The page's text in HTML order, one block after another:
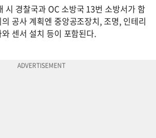
시 경찰국과 OC 소방국 13번 소방서가 함
공사 계획엔 중앙공조장치, 조명, 인테리
센서 설치 등이 포함된다.